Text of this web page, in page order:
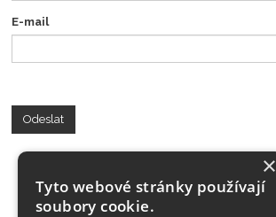
E-mail
Odeslat
×
Tyto webové stránky používají
soubory cookie.